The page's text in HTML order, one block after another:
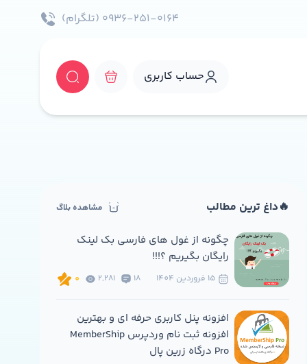
۰۹۳۶-۲۵۱-۰۱۶۴ (تلگرام)
حساب کاربری
🔥داغ ترین مطالب مشاهده بلاگ
چگونه از غول های فارسی بک لینک
رایگان بگیریم ؟!!!
18
2,281
0
افزونه پنل کاربری حرفه ای و بهترین
افزونه ثبت نام وردپرس MemberShip
Pro درگاه زرین پال